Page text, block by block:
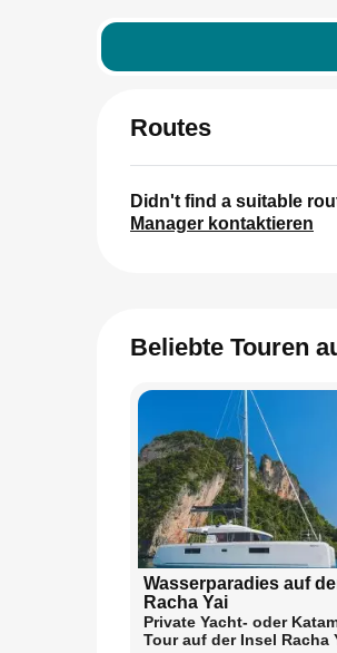
Routes
Didn't find a suitable
Manager kontaktieren
Beliebte Touren
Wasserparadies auf
Racha Yai
Private Yacht- oder
Tour auf der Insel Racha